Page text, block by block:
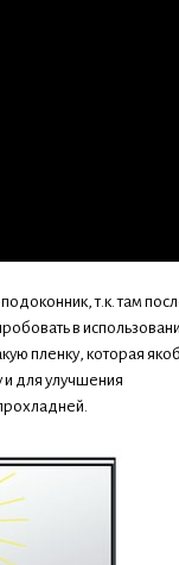
т.к. там
в
пленку, которая
для улучшения